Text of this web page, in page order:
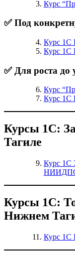
Курс
✅ Под
Курс 1С
Курс 1С
✅ Для роста до
Курс
Курс 1С
Курсы 1С:
Тагиле
Курс 1С
Курсы 1С:
Нижнем
Курс 1С